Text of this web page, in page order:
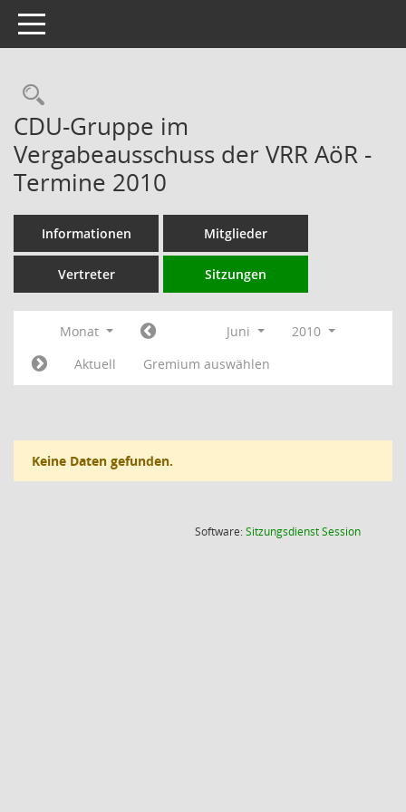
Toggle navigation
Rechercheauswahl
CDU-Gruppe im
Vergabeausschuss der VRR AöR -
Termine 2010
Informationen Mitglieder
Vertreter Sitzungen
Monat Juni
2010
Aktuell
Gremium auswählen
Keine Daten gefunden.
Software:SitzungsdienstSession(Wird in